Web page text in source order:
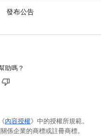
發布公告
助嗎？
內容授權》中的授權所規範。
係企業的商標或註冊商標。